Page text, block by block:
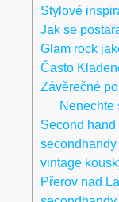
Stylové
Jak se
Glam rock
Často
Závěrečné
Nenechte
Second
vintage
Přerov nad